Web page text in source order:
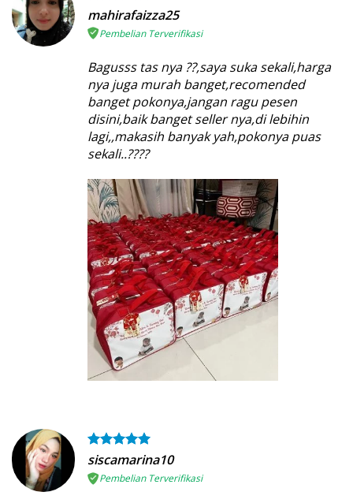
mahirafaizza25
Pembelian Terverifikasi
Bagusss tas nya ??,saya suka sekali,harga
nya juga murah banget,recomended
banget pokonya,jangan ragu pesen
disini,baik banget seller nya,di lebihin
lagi,,makasih banyak yah,pokonya puas
sekali..????
siscamarina10
Pembelian Terverifikasi